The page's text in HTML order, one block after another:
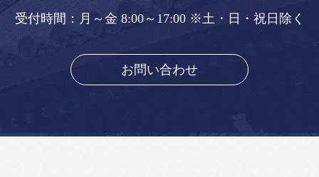
受付時間：月～金 8:00～17:00 ※土・日・祝日除く
お問い合わせ